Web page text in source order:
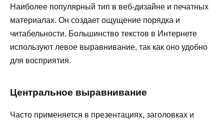
Наиболее популярный тип в веб-дизайне и печатных
материалах. Он создает ощущение порядка и
читабельности. Большинство текстов в Интернете
используют левое выравнивание, так как оно удобно
для восприятия.
Центральное выравнивание
Часто применяется в презентациях, заголовках и